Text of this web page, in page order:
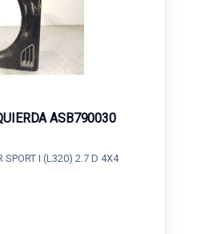
ASB790030
SPORT I (L320) 2.7 D 4X4